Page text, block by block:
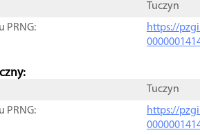
Tuczyn
PRNG:
https://
Tuczyn
PRNG:
https://